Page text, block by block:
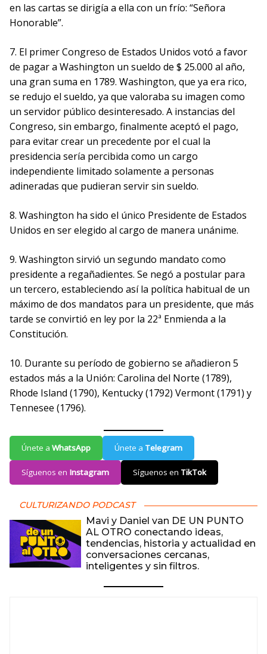
en las cartas se dirigía a ella con un frío: “Señora
Honorable”.
7. El primer Congreso de Estados Unidos votó a favor
de pagar a Washington un sueldo de $ 25.000 al año,
una gran suma en 1789. Washington, que ya era rico,
se redujo el sueldo, ya que valoraba su imagen como
un servidor público desinteresado. A instancias del
Congreso, sin embargo, finalmente aceptó el pago,
para evitar crear un precedente por el cual la
presidencia sería percibida como un cargo
independiente limitado solamente a personas
adineradas que pudieran servir sin sueldo.
8. Washington ha sido el único Presidente de Estados
Unidos en ser elegido al cargo de manera unánime.
9. Washington sirvió un segundo mandato como
presidente a regañadientes. Se negó a postular para
un tercero, estableciendo así la política habitual de un
máximo de dos mandatos para un presidente, que más
tarde se convirtió en ley por la 22ª Enmienda a la
Constitución.
10. Durante su período de gobierno se añadieron 5
estados más a la Unión: Carolina del Norte (1789),
Rhode Island (1790), Kentucky (1792) Vermont (1791) y
Tennesee (1796).
Únete a WhatsApp Únete a Telegram
Síguenos en Instagram Síguenos en TikTok
CULTURIZANDO PODCAST
Mavi y Daniel van DE UN PUNTO
AL OTRO conectando ideas,
tendencias, historia y actualidad en
conversaciones cercanas,
inteligentes y sin filtros.